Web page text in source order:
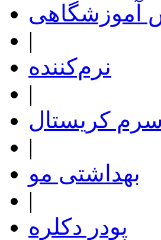
آموزشگاهی
|
نرم‌کننده
|
سرم کریستال
|
بهداشتی مو
|
پودر دکلره